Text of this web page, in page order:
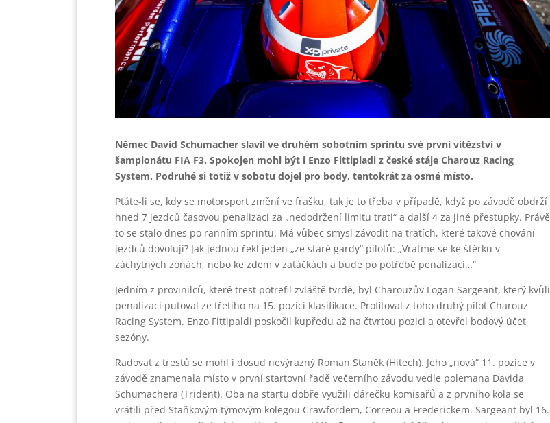
Němec David Schumacher slavil ve druhém sobotním sprintu své první vítězství v
šampionátu FIA F3. Spokojen mohl být i Enzo Fittipladi z české stáje Charouz Racing
System. Podruhé si totiž v sobotu dojel pro body, tentokrát za osmé místo.
Ptáte-li se, kdy se motorsport změní ve frašku, tak je to třeba v případě, když po závodě obdrží
hned 7 jezdců časovou penalizaci za „nedodržení limitu trati“ a další 4 za jiné přestupky. Právě
to se stalo dnes po ranním sprintu. Má vůbec smysl závodit na tratích, které takové chování
jezdců dovolují? Jak jednou řekl jeden „ze staré gardy“ pilotů: „Vraťme se ke štěrku v
záchytných zónách, nebo ke zdem v zatáčkách a bude po potřebě penalizací…“
Jedním z provinilců, které trest potrefil zvláště tvrdě, byl Charouzův Logan Sargeant, který kvůli
penalizaci putoval ze třetího na 15. pozici klasifikace. Profitoval z toho druhý pilot Charouz
Racing System. Enzo Fittipaldi poskočil kupředu až na čtvrtou pozici a otevřel bodový účet
sezóny.
Radovat z trestů se mohl i dosud nevýrazný Roman Staněk (Hitech). Jeho „nová“ 11. pozice v
závodě znamenala místo v první startovní řadě večerního závodu vedle polemana Davida
Schumachera (Trident). Oba na startu dobře využili dárečku komisařů a z prvního kola se
vrátili před Staňkovým týmovým kolegou Crawfordem, Correou a Frederickem. Sargeant byl 16.